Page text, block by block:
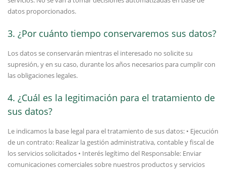
datos proporcionados.
3. ¿Por cuánto tiempo conservaremos sus datos?
Los datos se conservarán mientras el interesado no solicite su
supresión, y en su caso, durante los años necesarios para cumplir con
las obligaciones legales.
4. ¿Cuál es la legitimación para el tratamiento de
sus datos?
Le indicamos la base legal para el tratamiento de sus datos: • Ejecución
de un contrato: Realizar la gestión administrativa, contable y fiscal de
los servicios solicitados • Interés legítimo del Responsable: Enviar
comunicaciones comerciales sobre nuestros productos y servicios